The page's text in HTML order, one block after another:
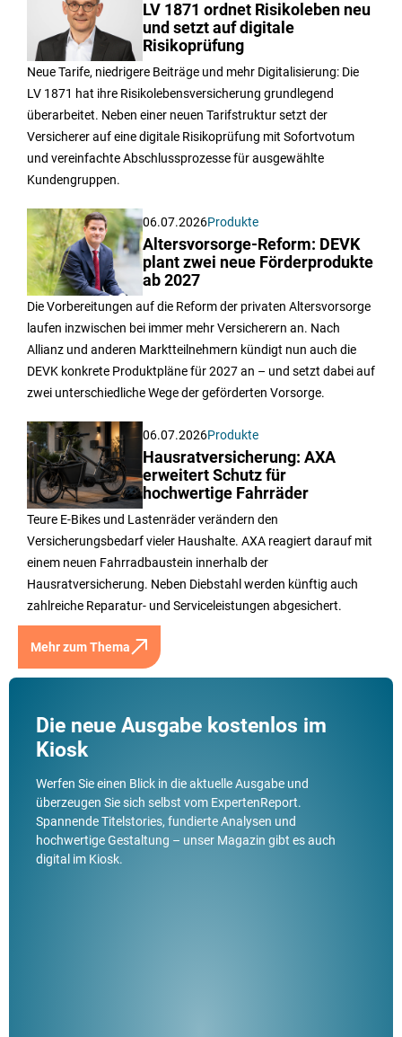
LV 1871 ordnet Risikoleben neu
und setzt auf digitale
Risikoprüfung
Neue Tarife, niedrigere Beiträge und mehr Digitalisierung: Die
LV 1871 hat ihre Risikolebensversicherung grundlegend
überarbeitet. Neben einer neuen Tarifstruktur setzt der
Versicherer auf eine digitale Risikoprüfung mit Sofortvotum
und vereinfachte Abschlussprozesse für ausgewählte
Kundengruppen.
06.07.2026Produkte
Altersvorsorge-Reform: DEVK
plant zwei neue Förderprodukte
ab 2027
Die Vorbereitungen auf die Reform der privaten Altersvorsorge
laufen inzwischen bei immer mehr Versicherern an. Nach
Allianz und anderen Marktteilnehmern kündigt nun auch die
DEVK konkrete Produktpläne für 2027 an – und setzt dabei auf
zwei unterschiedliche Wege der geförderten Vorsorge.
06.07.2026Produkte
Hausratversicherung: AXA
erweitert Schutz für
hochwertige Fahrräder
Teure E-Bikes und Lastenräder verändern den
Versicherungsbedarf vieler Haushalte. AXA reagiert darauf mit
einem neuen Fahrradbaustein innerhalb der
Hausratversicherung. Neben Diebstahl werden künftig auch
zahlreiche Reparatur- und Serviceleistungen abgesichert.
Mehr zum Thema
Die neue Ausgabe kostenlos im
Kiosk
Werfen Sie einen Blick in die aktuelle Ausgabe und
überzeugen Sie sich selbst vom ExpertenReport.
Spannende Titelstories, fundierte Analysen und
hochwertige Gestaltung – unser Magazin gibt es auch
digital im Kiosk.